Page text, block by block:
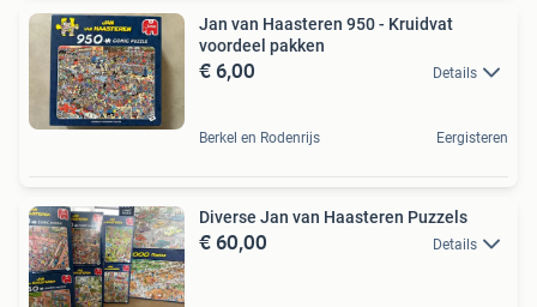
Jan van Haasteren 950 - Kruidvat
voordeel pakken
€ 6,00 Details
Berkel en Rodenrijs Eergisteren
Diverse Jan van Haasteren Puzzels
€ 60,00 Details